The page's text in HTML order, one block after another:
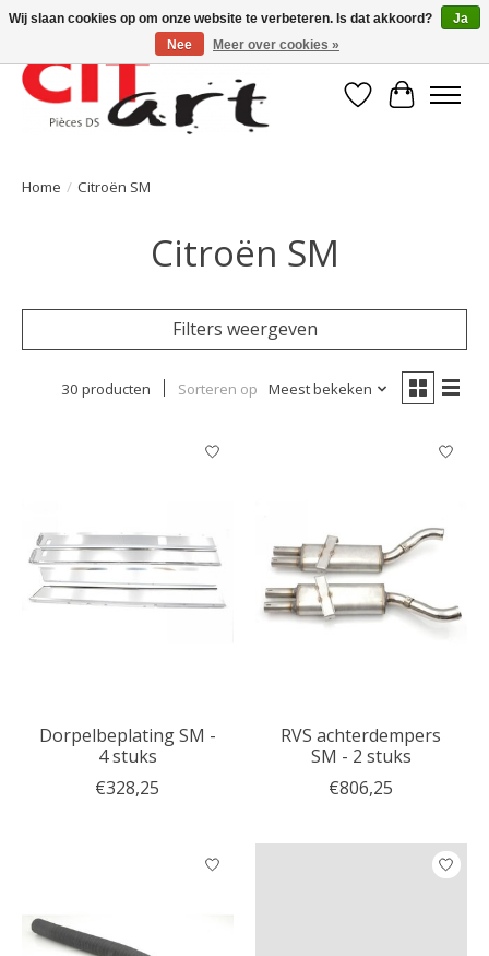
Verlanglijst
Home / Citroën SM
Citroën SM
Filters weergeven
30 producten Sorteren op Meest bekeken
Dorpelbeplating SM -
4 stuks
€328,25
RVS achterdempers
SM - 2 stuks
€806,25
Wij slaan cookies op om onze website te verbeteren. Is dat akkoord?
Ja
Nee
Meer over cookies »